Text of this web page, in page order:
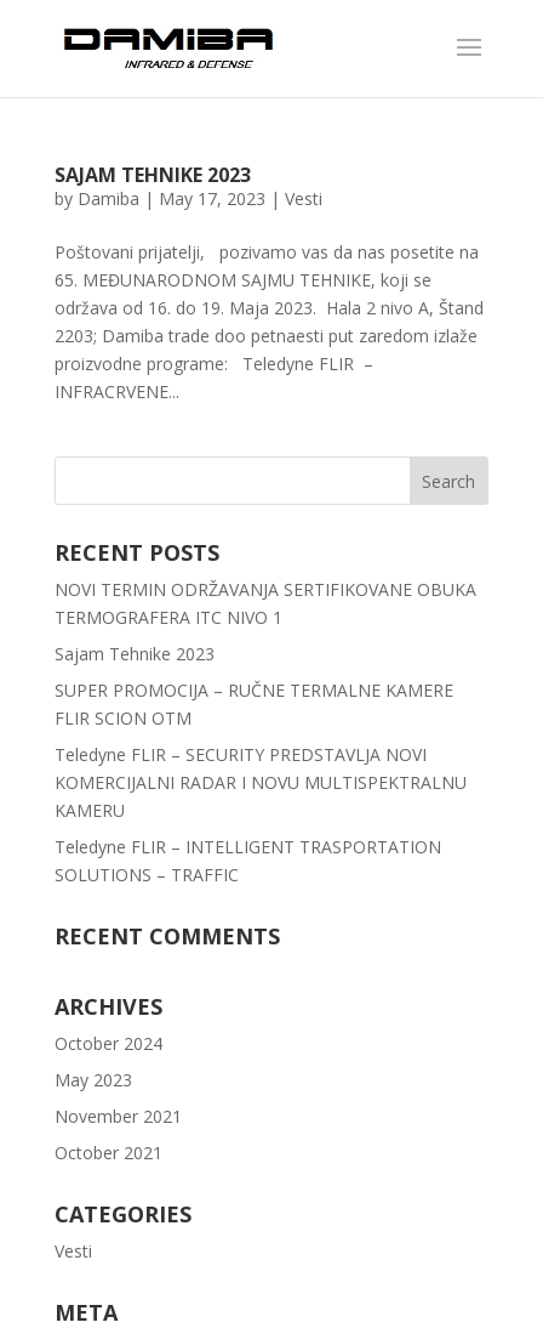
SAJAM TEHNIKE 2023
by Damiba | May 17, 2023 | Vesti
Poštovani prijatelji, pozivamo vas da nas posetite na
65. MEĐUNARODNOM SAJMU TEHNIKE, koji se
održava od 16. do 19. Maja 2023. Hala 2 nivo A, Štand
2203; Damiba trade doo petnaesti put zaredom izlaže
proizvodne programe: Teledyne FLIR –
INFRACRVENE...
RECENT POSTS
NOVI TERMIN ODRŽAVANJA SERTIFIKOVANE OBUKA
TERMOGRAFERA ITC NIVO 1
Sajam Tehnike 2023
SUPER PROMOCIJA – RUČNE TERMALNE KAMERE
FLIR SCION OTM
Teledyne FLIR – SECURITY PREDSTAVLJA NOVI
KOMERCIJALNI RADAR I NOVU MULTISPEKTRALNU
KAMERU
Teledyne FLIR – INTELLIGENT TRASPORTATION
SOLUTIONS – TRAFFIC
RECENT COMMENTS
ARCHIVES
October 2024
May 2023
November 2021
October 2021
CATEGORIES
Vesti
META